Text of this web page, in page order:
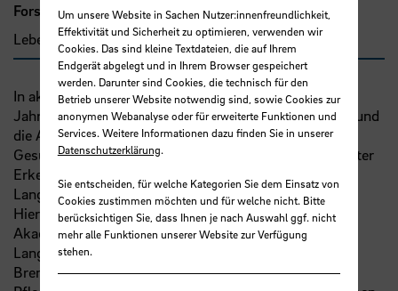
Forschungs- und Transfercluster
Lebensqualität
In akademischen Lehrkrankenhäusern wird seit vielen
Jahren geforscht, innovative Ansätze werden erprobt und
die Ausbildung in den verschiedenen
Gesundheitsfachberufen erfolgt entlang evidenzbasierter
Erkenntnisse. Für den Bereich der stationären
Langzeitpflege bestehen diese Strukturen bisher nicht.
Hier setzt das Verbundprojekt TCall (Transfercluster
Akademischer Lehrpflegeeinrichtungen in der
Langzeitpflege) an. Gemeinsam mit der Universität
Bremen und anderen Kooperationspartner werden drei
Um unsere Website in Sachen Nutzer:innenfreundlichkeit,
Effektivität und Sicherheit zu optimieren, verwenden wir
Cookies. Das sind kleine Textdateien, die auf Ihrem
Endgerät abgelegt und in Ihrem Browser gespeichert
werden. Darunter sind Cookies, die technisch für den
Betrieb unserer Website notwendig sind, sowie Cookies zur
anonymen Webanalyse oder für erweiterte Funktionen und
Services. Weitere Informationen dazu finden Sie in unserer
Datenschutzerklärung.
Sie entscheiden, für welche Kategorien Sie dem Einsatz von
Cookies zustimmen möchten und für welche nicht. Bitte
berücksichtigen Sie, dass Ihnen je nach Auswahl ggf. nicht
mehr alle Funktionen unserer Website zur Verfügung
stehen.